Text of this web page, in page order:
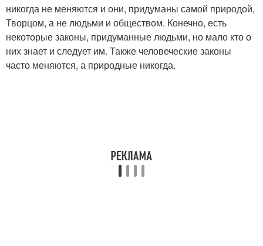
никогда не меняются и они, придуманы самой природой,
Творцом, а не людьми и обществом. Конечно, есть
некоторые законы, придуманные людьми, но мало кто о
них знает и следует им. Также человеческие законы
часто меняются, а природные никогда.